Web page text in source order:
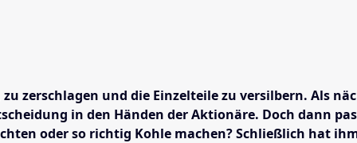
zerschlagen und die Einzelteile zu versilbern. Als
in den Händen der Aktionäre. Doch dann
oder so richtig Kohle machen? Schließlich hat